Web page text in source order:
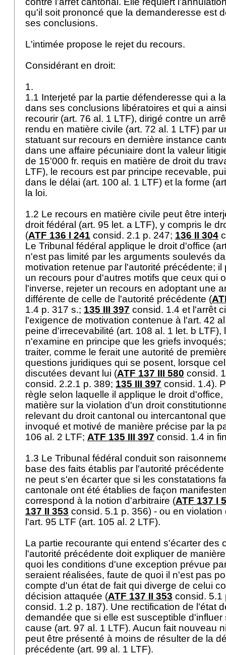
qu'il soit prononcé que la demanderesse est
ses conclusions.
L'intimée propose le rejet du recours.
Considérant en droit:
1.
1.1 Interjeté par la partie défenderesse qui a
dans ses conclusions libératoires et qui a
recourir (art. 76 al. 1 LTF), dirigé contre un
rendu en matière civile (art. 72 al. 1 LTF) par
statuant sur recours en dernière instance
dans une affaire pécuniaire dont la valeur
de 15'000 fr. requis en matière de droit du
LTF), le recours est par principe recevable,
dans le délai (art. 100 al. 1 LTF) et la forme (
la loi.
1.2 Le recours en matière civile peut être
droit fédéral (art. 95 let. a LTF), y compris le
(ATF 136 I 241 consid. 2.1 p. 247; 136 II 304
Le Tribunal fédéral applique le droit d'office (
n'est pas limité par les arguments soulevés
motivation retenue par l'autorité précédente;
un recours pour d'autres motifs que ceux qui
l'inverse, rejeter un recours en adoptant une
différente de celle de l'autorité précédente (
1.4 p. 317 s.; 135 III 397 consid. 1.4 et l'arrêt
l'exigence de motivation contenue à l'art. 42
peine d'irrecevabilité (art. 108 al. 1 let. b LTF),
n'examine en principe que les griefs
traiter, comme le ferait une autorité de
questions juridiques qui se posent, lorsque
discutées devant lui (ATF 137 III 580 consid.
consid. 2.2.1 p. 389; 135 III 397 consid. 1.4).
règle selon laquelle il applique le droit
matière sur la violation d'un droit
relevant du droit cantonal ou intercantonal
invoqué et motivé de manière précise par la
106 al. 2 LTF; ATF 135 III 397 consid. 1.4 in
1.3 Le Tribunal fédéral conduit son
base des faits établis par l'autorité précédente
ne peut s'en écarter que si les constatations
cantonale ont été établies de façon
correspond à la notion d'arbitraire (ATF 137 I
137 II 353 consid. 5.1 p. 356) - ou en
l'art. 95 LTF (art. 105 al. 2 LTF).
La partie recourante qui entend s'écarter des
l'autorité précédente doit expliquer de
quoi les conditions d'une exception prévue
seraient réalisées, faute de quoi il n'est pas
compte d'un état de fait qui diverge de celui
décision attaquée (ATF 137 II 353 consid.
consid. 1.2 p. 187). Une rectification de l'état
demandée que si elle est susceptible d'influer
cause (art. 97 al. 1 LTF). Aucun fait nouveau
peut être présenté à moins de résulter de la
précédente (art. 99 al. 1 LTF).